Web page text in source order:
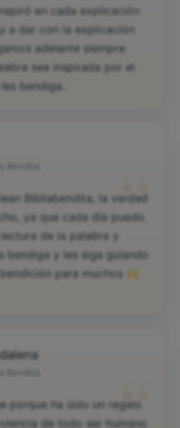
en cada explicación
a dar con la explicación
adelante siempre
sea inspirada por el
bendiga..
“
Bibliabendita, la verdad
ya que cada día puedo
de la palabra y
bendiga y les siga guiando
para muchos
“
porque ha sido un regalo
de todo ser humano